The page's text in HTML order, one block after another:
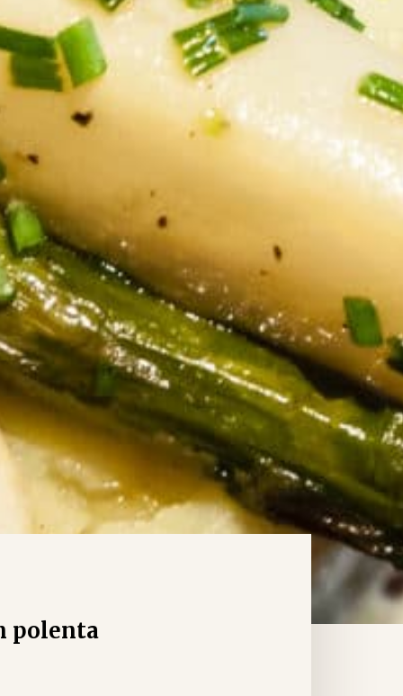
polenta